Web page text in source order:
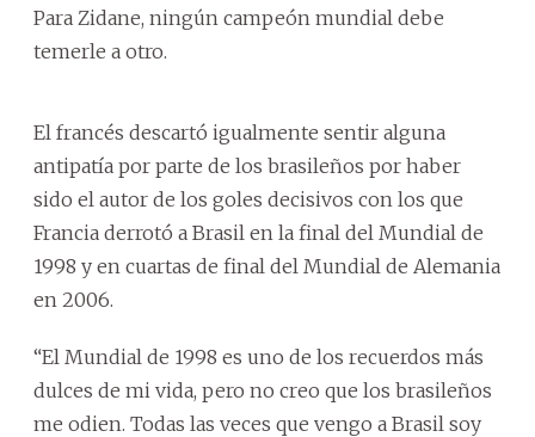
Para Zidane, ningún campeón mundial debe
temerle a otro.
El francés descartó igualmente sentir alguna
antipatía por parte de los brasileños por haber
sido el autor de los goles decisivos con los que
Francia derrotó a Brasil en la final del Mundial de
1998 y en cuartas de final del Mundial de Alemania
en 2006.
“El Mundial de 1998 es uno de los recuerdos más
dulces de mi vida, pero no creo que los brasileños
me odien. Todas las veces que vengo a Brasil soy